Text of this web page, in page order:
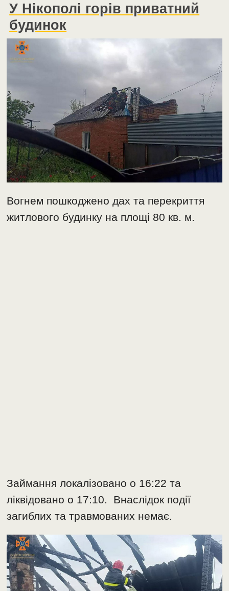
У Нікополі горів приватний
будинок
Вогнем пошкоджено дах та перекриття
житлового будинку на площі 80 кв. м.
Займання локалізовано о 16:22 та
ліквідовано о 17:10. Внаслідок події
загиблих та травмованих немає.